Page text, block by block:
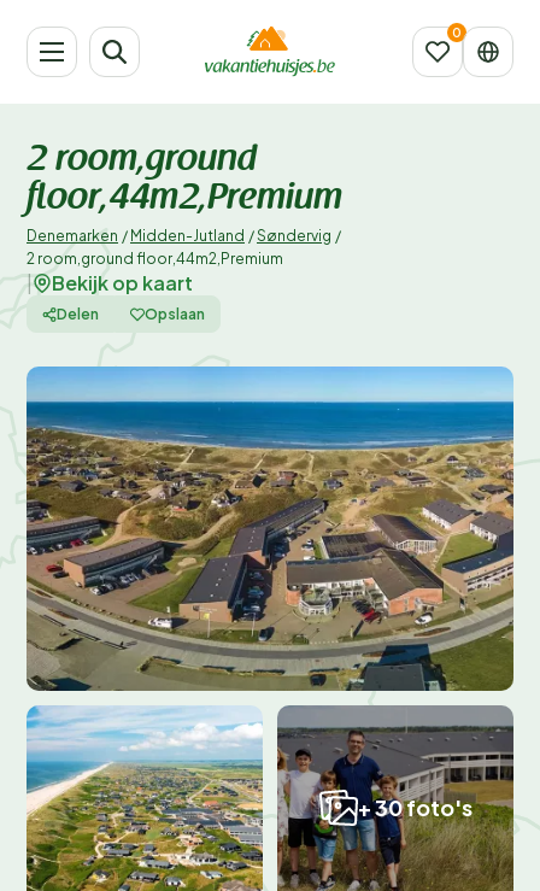
2 room,ground
floor,44m2,Premium
Denemarken / Midden-Jutland /Søndervig /
2 room,ground floor,44m2,Premium
Bekijk op kaart
Delen Opslaan
+ 30 foto's